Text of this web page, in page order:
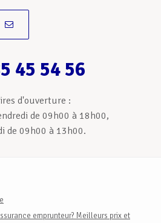
45 54 56
d'ouverture :
de 09h00 à 18h00,
de 09h00 à 13h00.
emprunteur? Meilleurs prix et